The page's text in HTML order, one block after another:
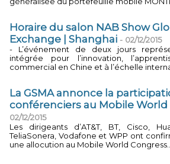
Horaire du salon NAB Show
Exchange | Shanghai - 02/12/2015
- L’événement de deux jours
intégrée pour l’innovation,
commercial en Chine et à l’échelle
La GSMA annonce la
conférenciers au Mobile World
02/12/2015
Les dirigeants d’AT&T, BT, Cisco,
TeliaSonera, Vodafone et WPP ont
une allocution au Mobile World Congress...